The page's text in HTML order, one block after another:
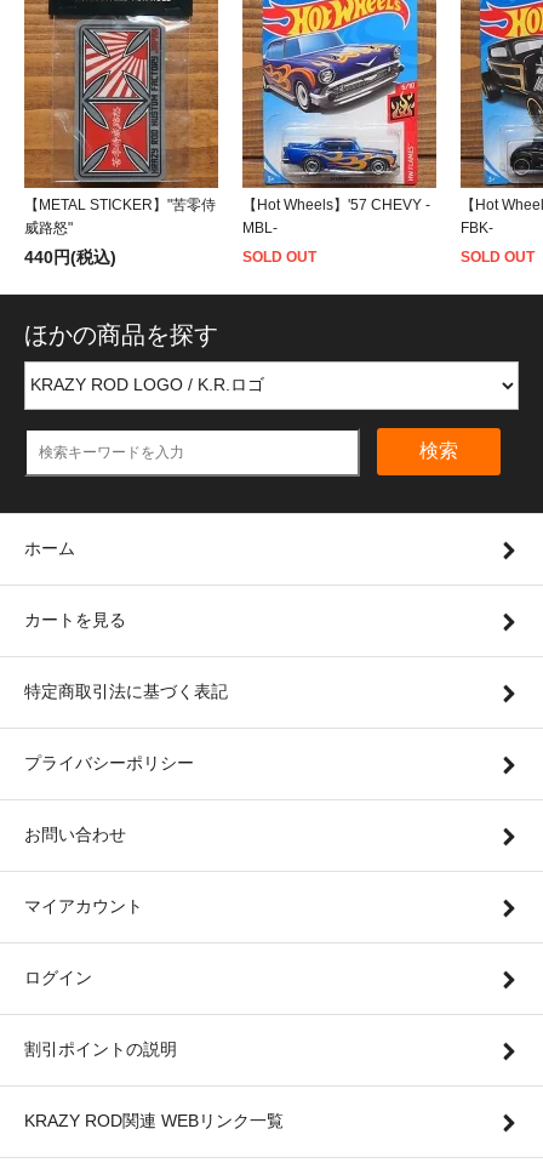
【METAL STICKER】"苦零侍
威路怒"
440円(税込)
【Hot Wheels】'57 CHEVY -
MBL-
SOLD OUT
【Hot
FBK-
SOLD OUT
ほかの商品を探す
検索
ホーム
カートを見る
特定商取引法に基づく表記
プライバシーポリシー
お問い合わせ
マイアカウント
ログイン
割引ポイントの説明
KRAZY ROD関連 WEBリンク一覧